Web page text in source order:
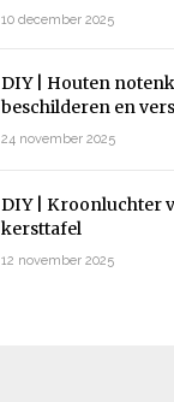
10 december 2025
DIY | Houten
beschilderen en
24 november 2025
DIY | Kroonluchter
kersttafel
12 november 2025